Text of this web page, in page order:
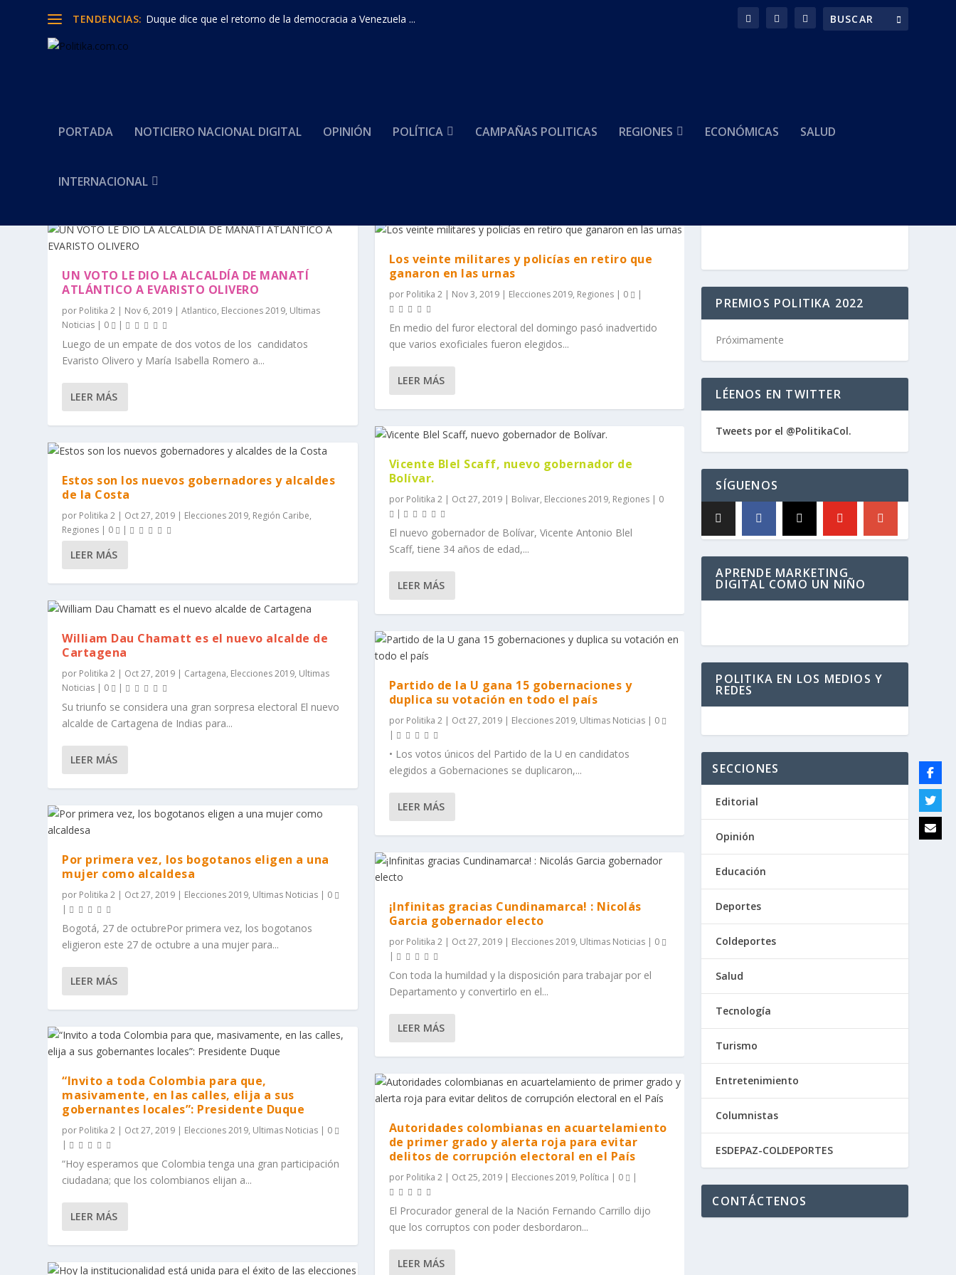
TENDENCIAS: Duque dice que el retorno de la democracia a Venezuela ...
PORTADA NOTICIERO NACIONAL DIGITAL OPINIÓN POLÍTICA CAMPAÑAS POLITICAS REGIONES ECONÓMICAS SALUD
INTERNACIONAL
UN VOTO LE DIO LA ALCALDÍA DE MANATÍ
ATLÁNTICO A EVARISTO OLIVERO
por Politika 2 | Nov 6, 2019 |Atlantico, Elecciones 2019, Ultimas
Noticias | 0 |
Luego de un empate de dos votos de los candidatos
Evaristo Olivero y María Isabella Romero a...
LEER MÁS
Estos son los nuevos gobernadores y alcaldes
de la Costa
por Politika 2 | Oct 27, 2019 | Elecciones 2019, Región Caribe,
Regiones | 0 |
LEER MÁS
William Dau Chamatt es el nuevo alcalde de
Cartagena
por Politika 2 | Oct 27, 2019 | Cartagena, Elecciones 2019, Ultimas
Noticias | 0 |
Su triunfo se considera una gran sorpresa electoral El nuevo
alcalde de Cartagena de Indias para...
LEER MÁS
Por primera vez, los bogotanos eligen a una
mujer como alcaldesa
por Politika 2 | Oct 27, 2019 | Elecciones 2019, Ultimas Noticias | 0
|
Bogotá, 27 de octubrePor primera vez, los bogotanos
eligieron este 27 de octubre a una mujer para...
LEER MÁS
“Invito a toda Colombia para que,
masivamente, en las calles, elija a sus
gobernantes locales”: Presidente Duque
por Politika 2 | Oct 27, 2019 | Elecciones 2019, Ultimas Noticias | 0
|
“Hoy esperamos que Colombia tenga una gran participación
ciudadana; que los colombianos elijan a...
LEER MÁS
Los veinte militares y policías en retiro que
ganaron en las urnas
por Politika 2| Nov 3, 2019| Elecciones 2019, Regiones| 0 |
En medio del furor electoral del domingo pasó inadvertido
que varios exoficiales fueron elegidos...
LEER MÁS
Vicente Blel Scaff, nuevo gobernador de
Bolívar.
por Politika 2| Oct 27, 2019| Bolivar, Elecciones 2019, Regiones| 0
|
El nuevo gobernador de Bolívar, Vicente Antonio Blel
Scaff, tiene 34 años de edad,...
LEER MÁS
Partido de la U gana 15 gobernaciones y
duplica su votación en todo el país
por Politika 2| Oct 27, 2019| Elecciones 2019, Ultimas Noticias| 0
|
• Los votos únicos del Partido de la U en candidatos
elegidos a Gobernaciones se duplicaron,...
LEER MÁS
¡Infinitas gracias Cundinamarca! : Nicolás
Garcia gobernador electo
por Politika 2| Oct 27, 2019| Elecciones 2019, Ultimas Noticias| 0
|
Con toda la humildad y la disposición para trabajar por el
Departamento y convertirlo en el...
LEER MÁS
Autoridades colombianas en acuartelamiento
de primer grado y alerta roja para evitar
delitos de corrupción electoral en el País
por Politika 2| Oct 25, 2019| Elecciones 2019, Política | 0 |
El Procurador general de la Nación Fernando Carrillo dijo
que los corruptos con poder desbordaron...
LEER MÁS
PREMIOS POLITIKA 2022
Próximamente
LÉENOS EN TWITTER
Tweets por el @PolitikaCol.
SÍGUENOS
APRENDE MARKETING
DIGITAL COMO UN NIÑO
POLITIKA EN LOS MEDIOS Y
REDES
SECCIONES
Editorial
Opinión
Educación
Deportes
Coldeportes
Salud
Tecnología
Turismo
Entretenimiento
Columnistas
ESDEPAZ-COLDEPORTES
CONTÁCTENOS